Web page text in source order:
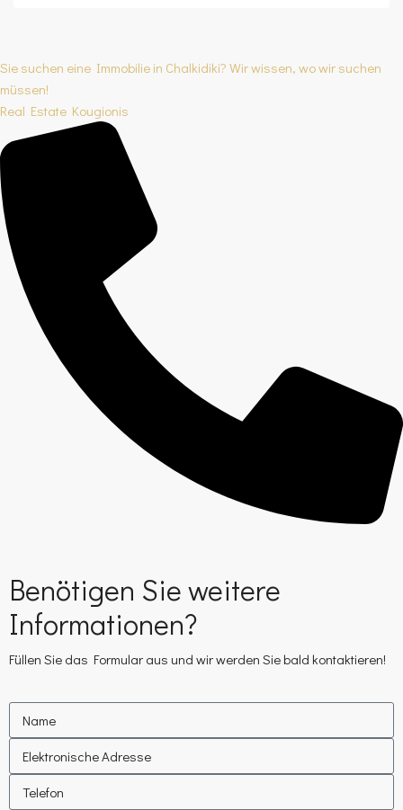
Sie suchen eine Immobilie in Chalkidiki? Wir wissen, wo wir suchen
müssen!
Real Estate Kougionis
Benötigen Sie weitere
Informationen?
Füllen Sie das Formular aus und wir werden Sie bald kontaktieren!